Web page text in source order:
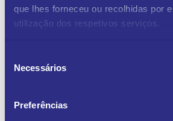
que lhes forneceu ou recolhidas por
utilização dos respetivos serviços.
Necessários
Preferências
Email*